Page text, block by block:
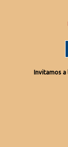
Invitamos a